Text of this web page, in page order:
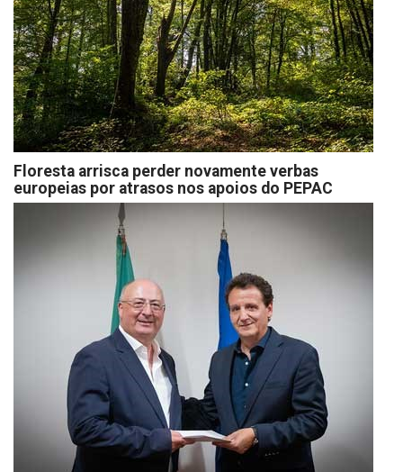
Floresta arrisca perder novamente verbas
europeias por atrasos nos apoios do PEPAC